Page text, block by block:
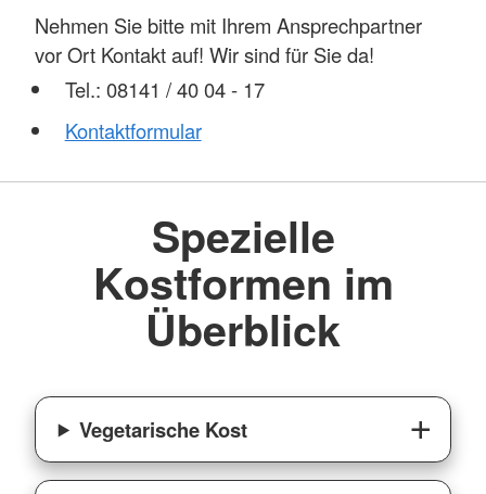
Nehmen Sie bitte mit Ihrem Ansprechpartner
vor Ort Kontakt auf! Wir sind für Sie da!
Tel.: 08141 / 40 04 - 17
Kontaktformular
Spezielle
Kostformen im
Überblick
Vegetarische Kost